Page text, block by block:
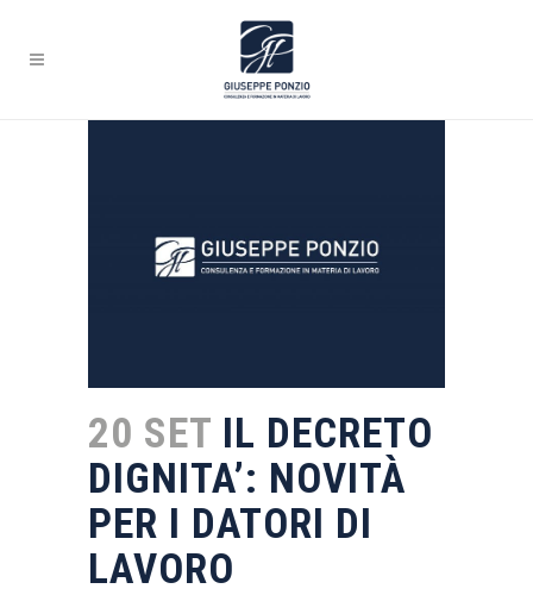
20 SET IL DECRETO
DIGNITA’: NOVITÀ
PER I DATORI DI
LAVORO